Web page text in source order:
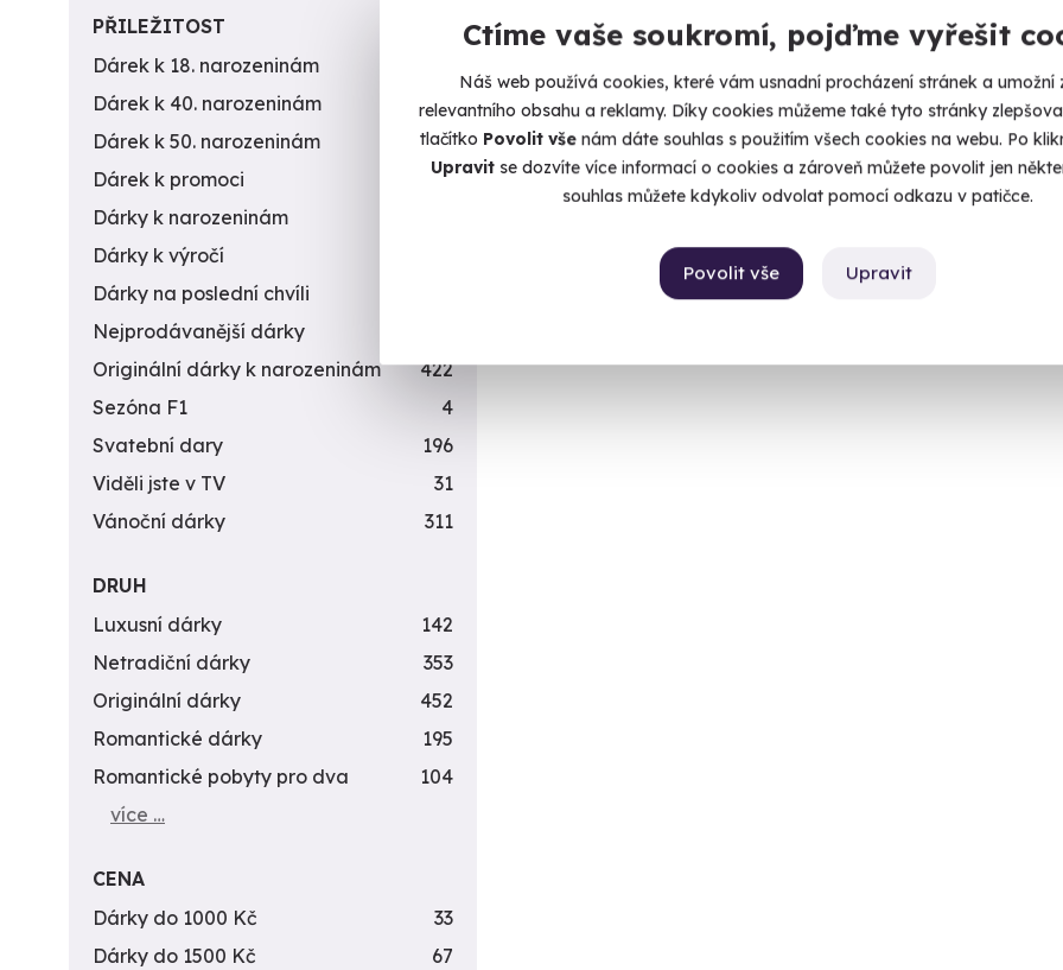
Ctíme vaše soukromí, pojďme vyřešit
Náš web používá cookies, které vám usnadní procházení stránek a umožní
relevantního obsahu a reklamy. Díky cookies můžeme také tyto stránky
tlačítko Povolit vše nám dáte souhlas s použitím všech cookies na webu. Po
Upravitse dozvíte více informací o cookies a zároveň můžete povolit jen
souhlas můžete kdykoliv odvolat pomocí odkazu v patičce.
Upravit
Povolit vše
3 490 Kč
Začít
(+ 3
2 799 Kč
2 220
PŘILEŽITOST
Dárek k 18. narozeninám
Dárek k 40. narozeninám
453
Dárek k 50. narozeninám
378
Dárek k promoci
245
Dárky k narozeninám
Dárky k výročí
Dárky na poslední chvíli
Nejprodávanější dárky
Originální dárky k narozeninám
422
Sezóna F1
4
Svatební dary
196
Viděli jste v TV
31
Vánoční dárky
311
DRUH
Luxusní dárky
142
Netradiční dárky
353
Originální dárky
452
Romantické dárky
195
Romantické pobyty pro dva
104
více …
CENA
Dárky do 1000 Kč
33
Dárky do 1500 Kč
67